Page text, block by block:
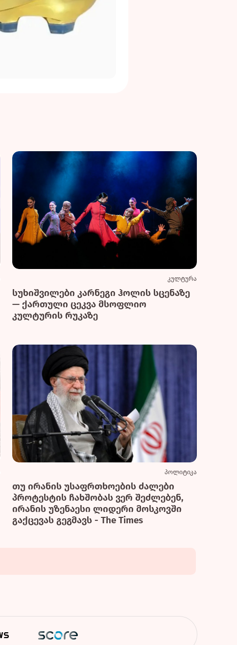
კულტურა
სუხიშვილები კარნეგი ჰოლის სცენაზე
— ქართული ცეკვა მსოფლიო
კულტურის რუკაზე
პოლიტიკა
თუ ირანის უსაფრთხოების ძალები
პროტესტის ჩახშობას ვერ შეძლებენ,
ირანის უზენაესი ლიდერი მოსკოვში
გაქცევას გეგმავს - The Times